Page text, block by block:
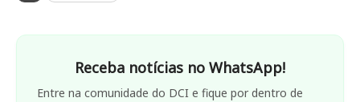
Receba notícias no WhatsApp!
Entre na comunidade do DCI e fique por dentro de